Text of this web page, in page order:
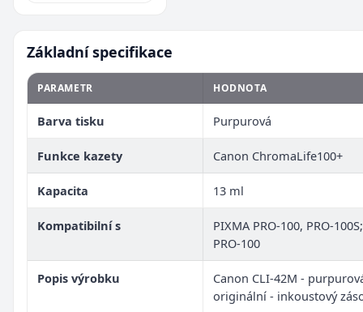
Základní specifikace
PARAMETR HODNOTA
Barva tisku Purpurová
Funkce kazety Canon ChromaLife100+
Kapacita 13 ml
Kompatibilní s
PIXMA PRO-100, PRO-
PRO-100
Popis výrobku
Canon CLI-42M -
originální - inkoustový